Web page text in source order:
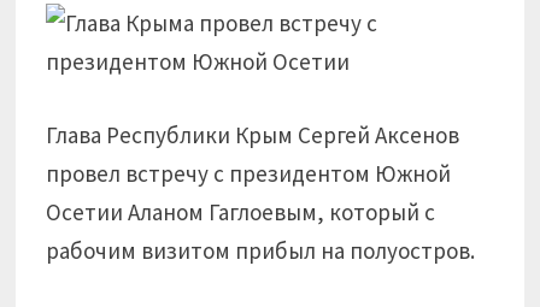
Глава Республики Крым Сергей Аксенов
провел встречу с президентом Южной
Осетии Аланом Гаглоевым, который с
рабочим визитом прибыл на полуостров.